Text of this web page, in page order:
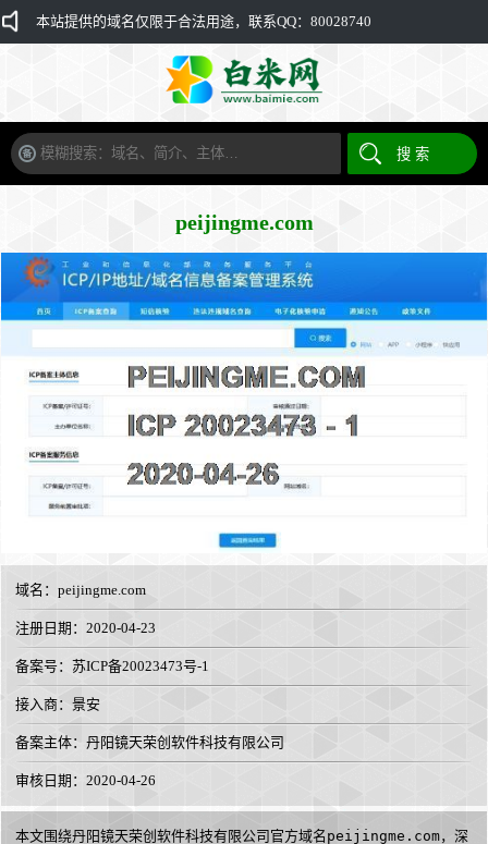
本站提供的域名仅限于合法用途，联系QQ：80028740
peijingme.com
域名： peijingme.com
注册日期：2020-04-23
备案号：苏ICP备20023473号-1
接入商： 景安
备案主体：丹阳镜天荣创软件科技有限公司
审核日期：2020-04-26
本文围绕丹阳镜天荣创软件科技有限公司官方域名peijingme.com，深